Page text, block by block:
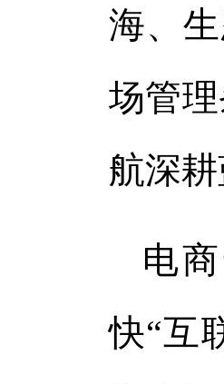
海、
场管
航深耕
电
快“互